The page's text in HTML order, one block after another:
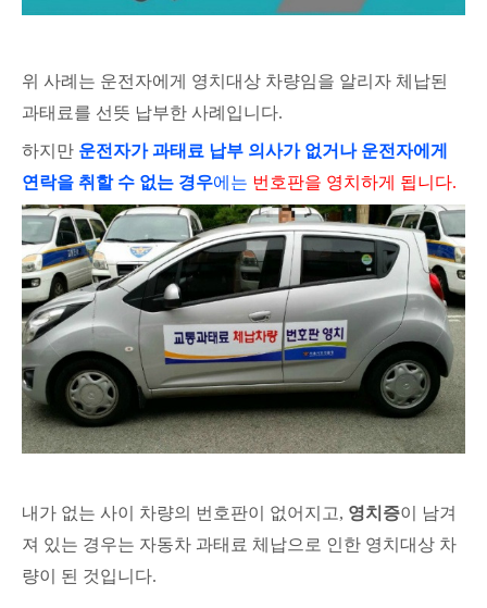
위 사례는 운전자에게 영치대상 차량임을 알리자 체납된
과태료를 선뜻 납부한 사례입니다.
하지만 운전자가 과태료 납부 의사가 없거나 운전자에게
연락을 취할 수 없는 경우에는 번호판을 영치하게 됩니다.
내가 없는 사이 차량의 번호판이 없어지고, 영치증이 남겨
져 있는 경우는 자동차 과태료 체납으로 인한 영치대상 차
량이 된 것입니다.